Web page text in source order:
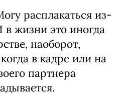
расплакаться из-
в жизни это иногда
наоборот,
в кадре или на
партнера